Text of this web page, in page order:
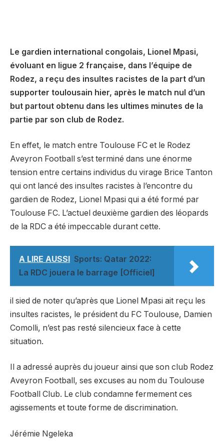
Le gardien international congolais, Lionel Mpasi,
évoluant en ligue 2 française, dans l’équipe de
Rodez, a reçu des insultes racistes de la part d’un
supporter toulousain hier, après le match nul d’un
but partout obtenu dans les ultimes minutes de la
partie par son club de Rodez.
En effet, le match entre Toulouse FC et le Rodez
Aveyron Football s’est terminé dans une énorme
tension entre certains individus du virage Brice Tanton
qui ont lancé des insultes racistes à l’encontre du
gardien de Rodez, Lionel Mpasi qui a été formé par
Toulouse FC. L’actuel deuxième gardien des léopards
de la RDC a été impeccable durant cette.
A LIRE AUSSI Sports: Qatar 2022:
La RDC jouera le barrage [Officiel]
il sied de noter qu’après que Lionel Mpasi ait reçu les
insultes racistes, le président du FC Toulouse, Damien
Comolli, n’est pas resté silencieux face à cette
situation.
Il a adressé auprès du joueur ainsi que son club Rodez
Aveyron Football, ses excuses au nom du Toulouse
Football Club. Le club condamne fermement ces
agissements et toute forme de discrimination.
Jérémie Ngeleka